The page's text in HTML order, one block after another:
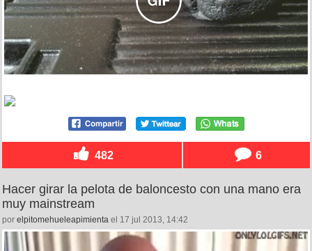
482 6
Hacer girar la pelota de baloncesto con una mano era
muy mainstream
por elpitomehueleapimienta el 17 jul 2013, 14:42